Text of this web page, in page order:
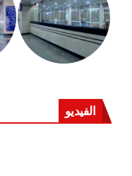
الفيديو